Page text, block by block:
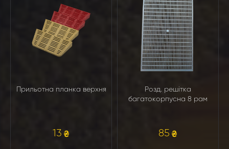
Прильотна планка верхня
13
Розд. решітка
багатокорпусна 8 рам
85